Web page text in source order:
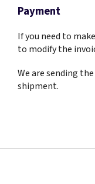
Payment
If you need to
to modify the
We are sending
shipment.
Z